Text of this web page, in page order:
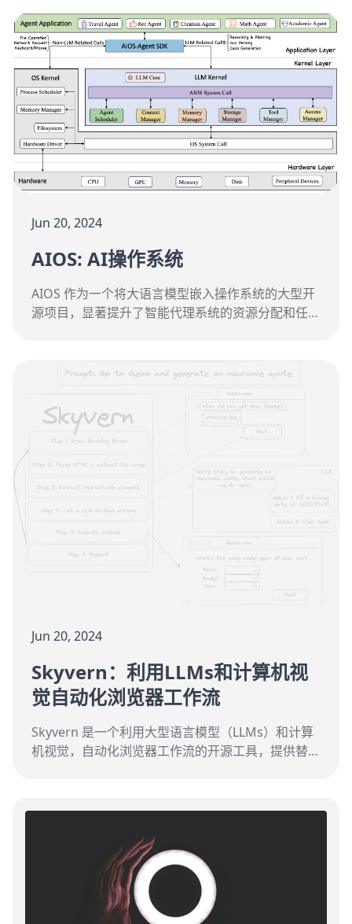
Jun 20, 2024
AIOS: AI操作系统
AIOS 作为一个将大语言模型嵌入操作系统的大型开
源项目，显著提升了智能代理系统的资源分配和任务
Jun 20, 2024
Skyvern：利用LLMs和计算机视
觉自动化浏览器工作流
Skyvern 是一个利用大型语言模型（LLMs）和计算
机视觉，自动化浏览器工作流的开源工具，提供替代